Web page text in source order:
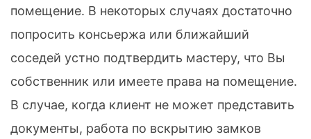
помещение. В некоторых случаях достаточно
попросить консьержа или ближайший
соседей устно подтвердить мастеру, что Вы
собственник или имеете права на помещение.
В случае, когда клиент не может представить
документы, работа по вскрытию замков